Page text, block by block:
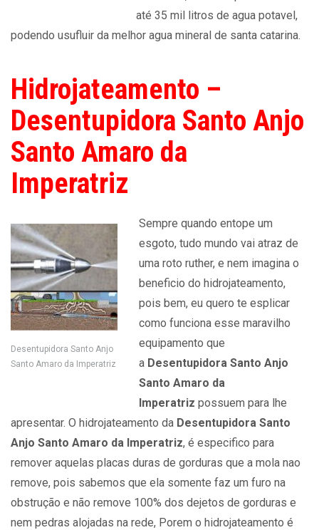
até 35 mil litros de agua potavel,
podendo usufluir da melhor agua mineral de santa catarina.
Hidrojateamento –
Desentupidora Santo Anjo
Santo Amaro da
Imperatriz
Desentupidora Santo Anjo
Santo Amaro da Imperatriz
Sempre quando entope um
esgoto, tudo mundo vai atraz de
uma roto ruther, e nem imagina o
beneficio do hidrojateamento,
pois bem, eu quero te esplicar
como funciona esse maravilho
equipamento que
a Desentupidora Santo Anjo
Santo Amaro da
Imperatriz possuem para lhe
apresentar. O hidrojateamento da Desentupidora Santo
Anjo Santo Amaro da Imperatriz, é especifico para
remover aquelas placas duras de gorduras que a mola nao
remove, pois sabemos que ela somente faz um furo na
obstrução e não remove 100% dos dejetos de gorduras e
nem pedras alojadas na rede, Porem o hidrojateamento é